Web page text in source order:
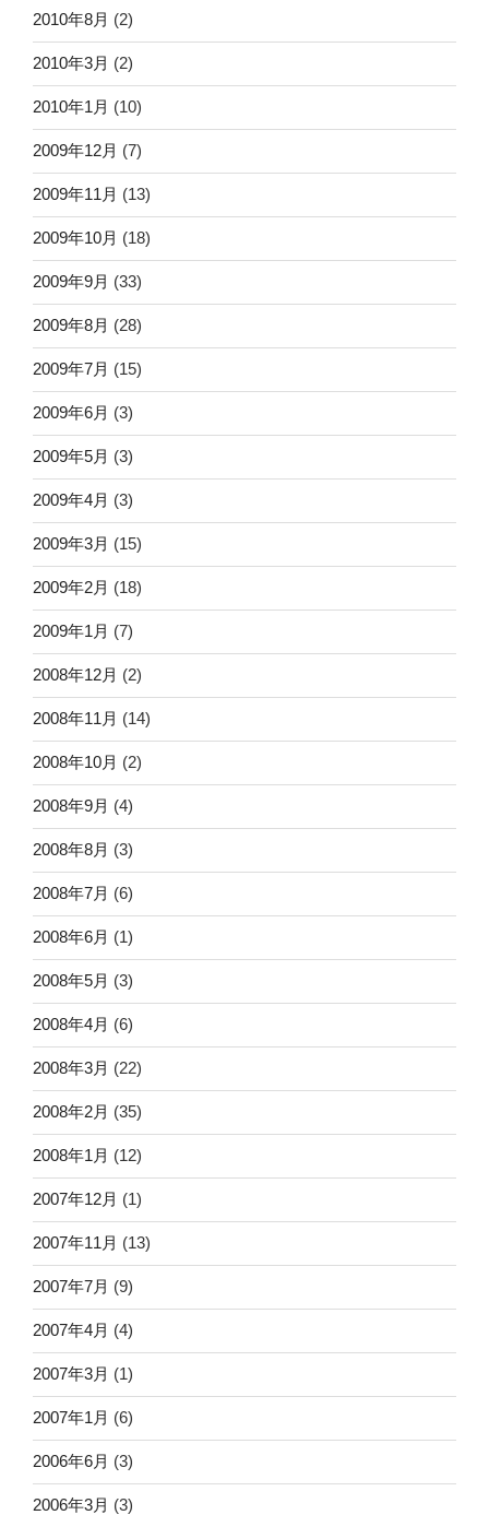
2010年8月 (2)
2010年3月 (2)
2010年1月 (10)
2009年12月 (7)
2009年11月 (13)
2009年10月 (18)
2009年9月 (33)
2009年8月 (28)
2009年7月 (15)
2009年6月 (3)
2009年5月 (3)
2009年4月 (3)
2009年3月 (15)
2009年2月 (18)
2009年1月 (7)
2008年12月 (2)
2008年11月 (14)
2008年10月 (2)
2008年9月 (4)
2008年8月 (3)
2008年7月 (6)
2008年6月 (1)
2008年5月 (3)
2008年4月 (6)
2008年3月 (22)
2008年2月 (35)
2008年1月 (12)
2007年12月 (1)
2007年11月 (13)
2007年7月 (9)
2007年4月 (4)
2007年3月 (1)
2007年1月 (6)
2006年6月 (3)
2006年3月 (3)